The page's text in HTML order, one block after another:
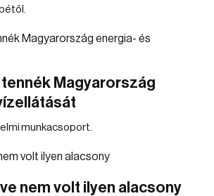
tennék Magyarország
munkacsoport.
nem volt ilyen alacsony